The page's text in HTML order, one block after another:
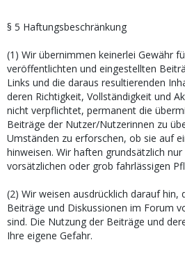
§ 5 Haftungsbeschränkung
(1) Wir übernimmen keinerlei Gewähr
veröffentlichten und eingestellten
Links und die daraus resultierenden
deren Richtigkeit, Vollständigkeit und
nicht verpflichtet, permanent die
Beiträge der Nutzer/Nutzerinnen zu
Umständen zu erforschen, ob sie auf
hinweisen. Wir haften grundsätzlich
vorsätzlichen oder grob fahrlässigen
(2) Wir weisen ausdrücklich darauf hin,
Beiträge und Diskussionen im Forum
sind. Die Nutzung der Beiträge und
Ihre eigene Gefahr.